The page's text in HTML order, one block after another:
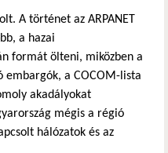
A történet az ARPANET
a hazai
formát ölteni, miközben a
embargók, a COCOM-lista
akadályokat
mégis a régió
hálózatok és az